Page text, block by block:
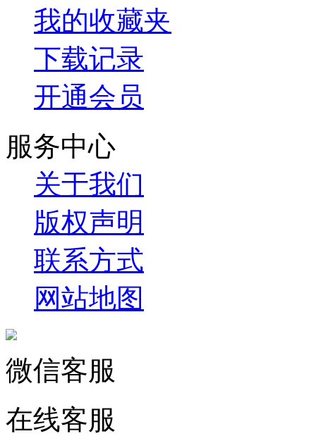
我的收藏夹
下载记录
开通会员
服务中心
关于我们
版权声明
联系方式
网站地图
微信客服
在线客服